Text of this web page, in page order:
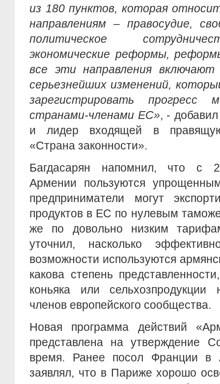
из 180 пунктов, которая
направлениям – правосудие,
политическое
экономические реформы,
все эти направления включают
серьезнейших изменений,
зарегистрировать
странами-членами ЕС», -
и лидер входящей в
«Страна законности».
Багдасарян напомнил, что с
Армении пользуются
предприниматели могут
продуктов в ЕС по нулевым
же по довольно низким
уточнил, насколько
возможности используются
какова степень
коньяка или
членов европейского сообщества.
Новая программа действий
представлена на утверждение
время. Ранее посол Франции в
заявлял, что в Париже хорошо